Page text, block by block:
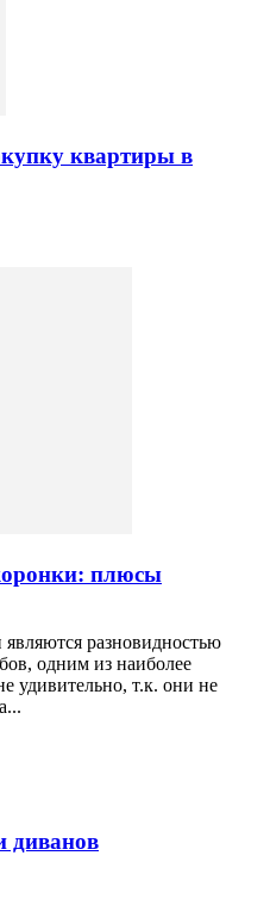
квартиры в
плюсы
разновидностью
одним из наиболее
удивительно, т.к. они не
диванов